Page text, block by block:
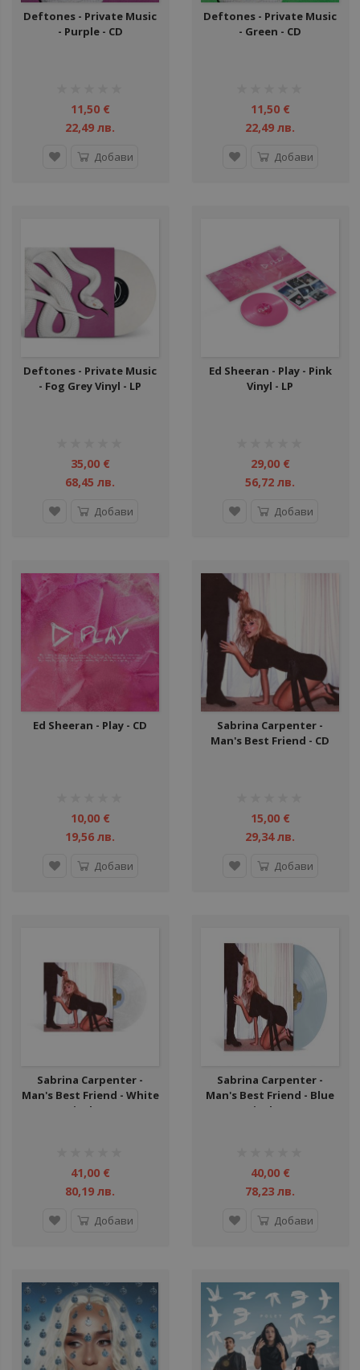
Deftones - Private Music
- Purple - CD
11,50 €
22,49 лв.
Добави
Deftones - Private Music
- Green - CD
11,50 €
22,49 лв.
Добави
Deftones - Private Music
- Fog Grey Vinyl - LP
35,00 €
68,45 лв.
Добави
Ed Sheeran - Play - Pink
Vinyl - LP
29,00 €
56,72 лв.
Добави
Ed Sheeran - Play - CD
10,00 €
19,56 лв.
Добави
Sabrina Carpenter -
Man's Best Friend - CD
15,00 €
29,34 лв.
Добави
Sabrina Carpenter -
Man's Best Friend - White
Vinyl - LP
41,00 €
80,19 лв.
Добави
Sabrina Carpenter -
Man's Best Friend - Blue
Vinyl - LP
40,00 €
78,23 лв.
Добави